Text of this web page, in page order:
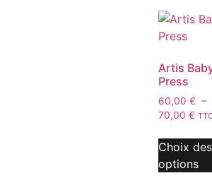
Artis
Press
60,00 € –
70,00 €
Choix des
options